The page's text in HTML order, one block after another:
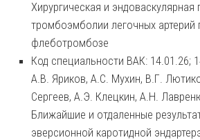
Хирургическая и эндоваскулярная
тромбоэмболии легочных
флеботромбозе
Код специальности ВАК: 14.01.26;
А.В. Яриков, А.С. Мухин, В.Г.
Сергеев, А.Э. Клецкин, А.Н.
Ближайшие и отдаленные
эверсионной каротидной